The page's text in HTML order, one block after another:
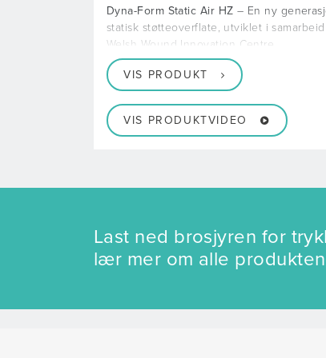
Dyna-Form Static Air HZ – En ny
statisk støtteoverflate, utviklet i
Welsh Wound Innovation Centre
VIS PRODUKT
VIS PRODUKTVIDEO
Last ned brosjyren for
lær mer om alle